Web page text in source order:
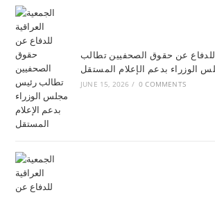
للدفاع عن حقوق الصحفيين تطالب
الوزراء بدعم الإعلام المستقل
JUNE 15, 2026 / 0 COMMENTS